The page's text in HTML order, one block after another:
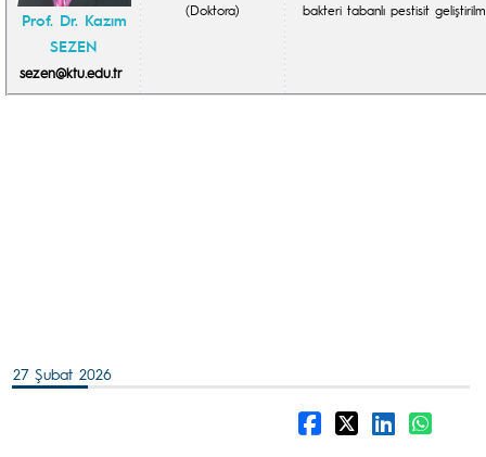
Prof. Dr. Kazım
SEZEN
sezen@ktu.edu.tr
(Doktora)
bakteri tabanlı pestisit
27 Şubat 2026